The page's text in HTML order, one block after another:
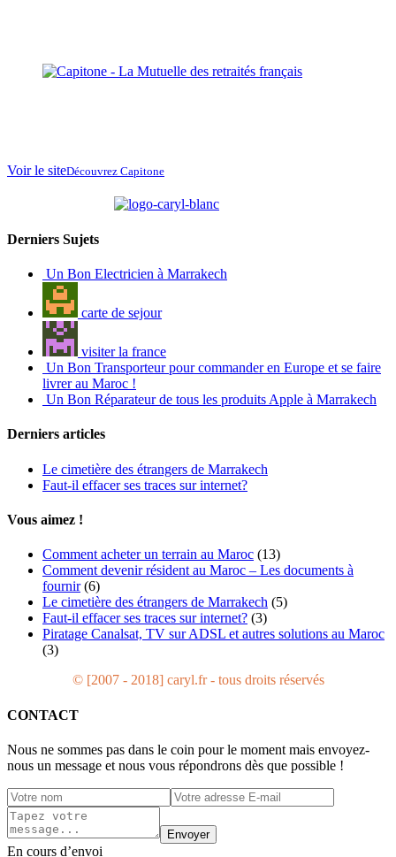
Voir le siteDécouvrez Capitone
Derniers Sujets
Un Bon Electricien à Marrakech
carte de sejour
visiter la france
Un Bon Transporteur pour commander en Europe et se faire
livrer au Maroc !
Un Bon Réparateur de tous les produits Apple à Marrakech
Derniers articles
Le cimetière des étrangers de Marrakech
Faut-il effacer ses traces sur internet?
Vous aimez !
Comment acheter un terrain au Maroc (13)
Comment devenir résident au Maroc – Les documents à
fournir (6)
Le cimetière des étrangers de Marrakech (5)
Faut-il effacer ses traces sur internet? (3)
Piratage Canalsat, TV sur ADSL et autres solutions au Maroc
(3)
© [2007 - 2018] caryl.fr - tous droits réservés
CONTACT
Nous ne sommes pas dans le coin pour le moment mais envoyez-
nous un message et nous vous répondrons dès que possible !
Envoyer
En cours d’envoi